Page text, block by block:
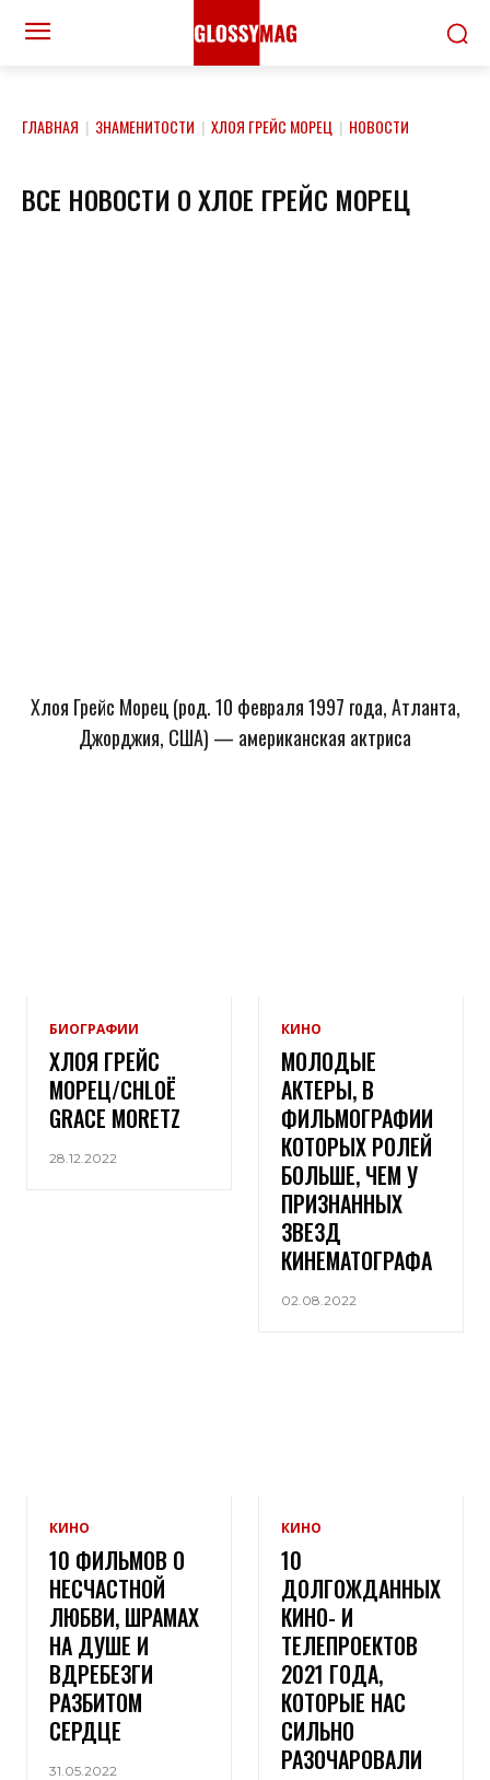
ГЛАВНАЯ | ЗНАМЕНИТОСТИ | ХЛОЯ ГРЕЙС МОРЕЦ | НОВОСТИ
ВСЕ НОВОСТИ О ХЛОЕ ГРЕЙС МОРЕЦ
Хлоя Грейс Морец (род. 10 февраля 1997 года, Атланта,
Джорджия, США) — американская актриса
БИОГРАФИИ
ХЛОЯ ГРЕЙС
МОРЕЦ/CHLOË
GRACE MORETZ
28.12.2022
КИНО
МОЛОДЫЕ
АКТЕРЫ, В
ФИЛЬМОГРАФИИ
КОТОРЫХ РОЛЕЙ
БОЛЬШЕ, ЧЕМ У
ПРИЗНАННЫХ
ЗВЕЗД
КИНЕМАТОГРАФА
02.08.2022
КИНО
10 ФИЛЬМОВ О
НЕСЧАСТНОЙ
ЛЮБВИ, ШРАМАХ
НА ДУШЕ И
ВДРЕБЕЗГИ
РАЗБИТОМ
СЕРДЦЕ
31.05.2022
КИНО
10
ДОЛГОЖДАННЫХ
КИНО- И
ТЕЛЕПРОЕКТОВ
2021 ГОДА,
КОТОРЫЕ НАС
СИЛЬНО
РАЗОЧАРОВАЛИ